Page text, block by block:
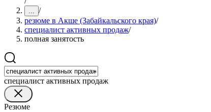
... /
резюме в Акше (Забайкальского края)/
специалист активных продаж/
полная занятость
специалист активных продаж
Резюме